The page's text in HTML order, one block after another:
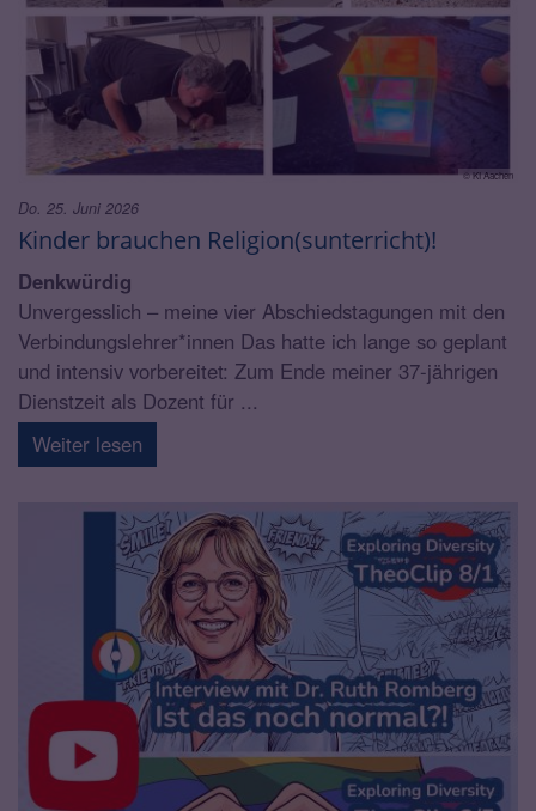
© KI Aachen
Kinder brauchen Religion(sunterricht)!
Do. 25. Juni 2026
Denkwürdig
Unvergesslich – meine vier Abschiedstagungen mit den
Verbindungslehrer*innen Das hatte ich lange so geplant
und intensiv vorbereitet: Zum Ende meiner 37-jährigen
Dienstzeit als Dozent für ...
Weiter lesen